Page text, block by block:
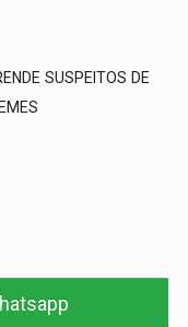
SUSPEITOS DE